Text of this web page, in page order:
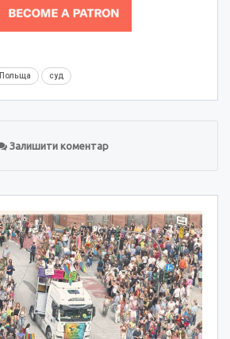
Польща суд
Залишити коментар